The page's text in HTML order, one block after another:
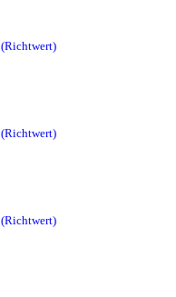
(Richtwert)
(Richtwert)
(Richtwert)